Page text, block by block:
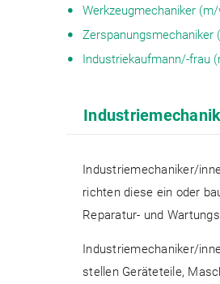
Werkzeugmechaniker
Industriekaufmann/-frau
Industriemechaniker/
richten diese ein oder
Reparatur- und
Industriemechaniker/
stellen Geräteteile,